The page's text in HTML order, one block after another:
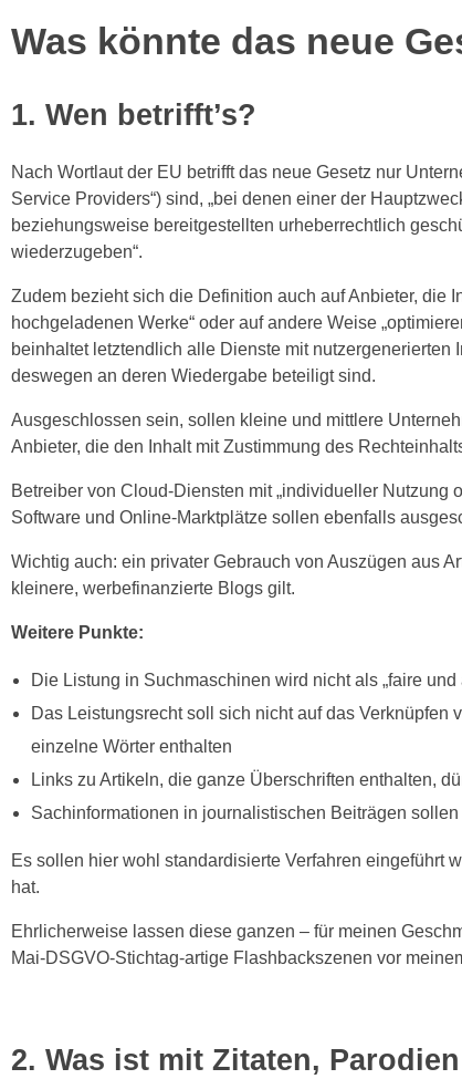
Was könnte das neue
1. Wen betrifft’s?
Nach Wortlaut der EU betrifft das neue Gesetz nur
Service Providers“) sind, „bei denen einer der
beziehungsweise bereitgestellten urheberrechtlich
wiederzugeben“.
Zudem bezieht sich die Definition auch auf Anbieter, die
hochgeladenen Werke“ oder auf andere Weise
beinhaltet letztendlich alle Dienste mit
deswegen an deren Wiedergabe beteiligt sind.
Ausgeschlossen sein, sollen kleine und mittlere
Anbieter, die den Inhalt mit Zustimmung des
Betreiber von Cloud-Diensten mit „individueller Nutzung
Software und Online-Marktplätze sollen ebenfalls
Wichtig auch: ein privater Gebrauch von Auszügen aus
kleinere, werbefinanzierte Blogs gilt.
Weitere Punkte:
Die Listung in Suchmaschinen wird nicht als „faire
Das Leistungsrecht soll sich nicht auf das
einzelne Wörter enthalten
Links zu Artikeln, die ganze Überschriften enthalten,
Sachinformationen in journalistischen Beiträgen
Es sollen hier wohl standardisierte Verfahren eingeführt
hat.
Ehrlicherweise lassen diese ganzen – für meinen
Mai-DSGVO-Stichtag-artige Flashbackszenen vor
2. Was ist mit Zitaten,